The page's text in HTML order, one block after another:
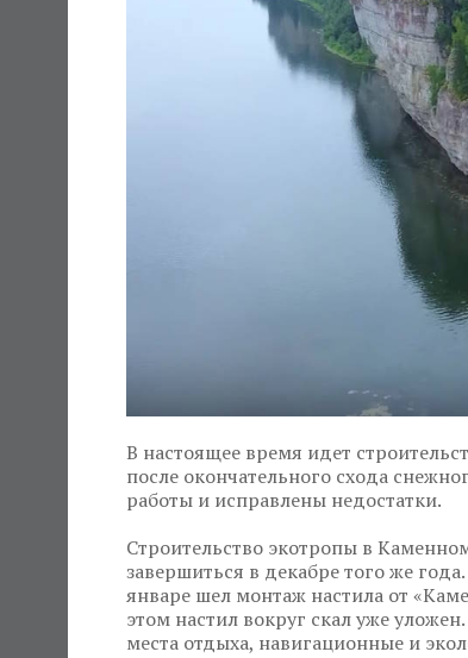
В настоящее время идет
после окончательного схода
работы и исправлены недостатки.
Строительство экотропы в
завершиться в декабре того же
январе шел монтаж настила от
этом настил вокруг скал уже
места отдыха, навигационные и